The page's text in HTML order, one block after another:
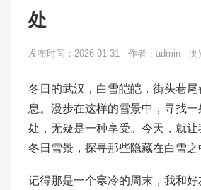
处
发布时间：2026-01-31 作者：admin 浏
冬日的武汉，白雪皑皑，街头巷
息。漫步在这样的雪景中，寻找
处，无疑是一种享受。今天，就
冬日雪景，探寻那些隐藏在白雪之
记得那是一个寒冷的周末，我和